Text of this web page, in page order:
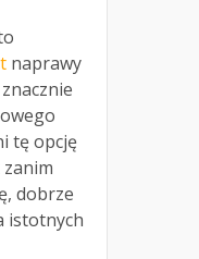
naprawy
tę opcję
zanim
dobrze
istotnych